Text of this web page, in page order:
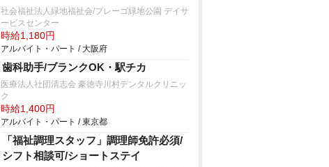
社会福祉法人緑地福祉会/プレーゴ緑地公園 デイサ
ービスセンター
時給1,180円
アルバイト・パート / 大阪府
歯科助手/ブランクOK・駅チカ
医療法人社団清志会 豪徳寺川村デンタルクリニッ
ク
時給1,400円
アルバイト・パート / 東京都
「福祉調理スタッフ」調理師免許必須/
シフト相談可/ショートステイ